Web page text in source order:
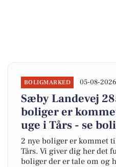
BOLIGMARKED 05-08-
Sæby Landevej
boliger er
uge i Tårs - se
2 nye boliger er kommet
Tårs. Vi giver dig her det
boliger der er tale om og